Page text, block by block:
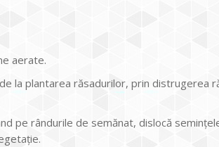
aerate.
la plantarea răsadurilor, prin distrugerea
pe rândurile de semănat, dislocă